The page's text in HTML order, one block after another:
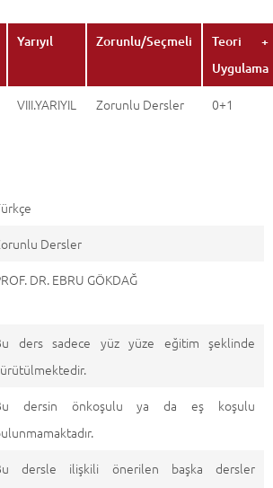
Yarıyıl Zorunlu/Seçmeli
Teori +
Uygulama
VIII.YARIYIL Zorunlu Dersler 0+1
Dersler
DR. EBRU GÖKDAĞ
ders sadece yüz yüze eğitim şeklinde
dersin önkoşulu ya da eş koşulu
dersle ilişkili önerilen başka dersler